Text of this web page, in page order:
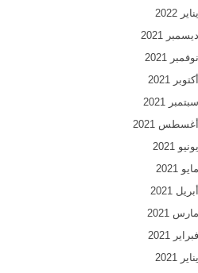
يناير 2022
ديسمبر 2021
نوفمبر 2021
أكتوبر 2021
سبتمبر 2021
أغسطس 2021
يونيو 2021
مايو 2021
أبريل 2021
مارس 2021
فبراير 2021
يناير 2021